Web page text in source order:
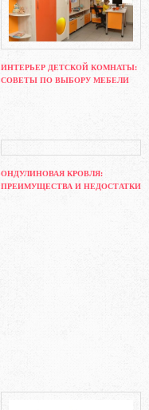
ИНТЕРЬЕР ДЕТСКОЙ КОМНАТЫ:
СОВЕТЫ ПО ВЫБОРУ МЕБЕЛИ
ОНДУЛИНОВАЯ КРОВЛЯ:
ПРЕИМУЩЕСТВА И НЕДОСТАТКИ